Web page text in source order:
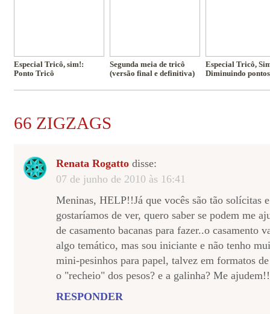
Especial Tricô, sim!:
Ponto Tricô
Segunda meia de tricô
(versão final e definitiva)
Especial Tricô,
Diminuindo pontos
66 ZIGZAGS
Renata Rogatto disse:
07 de junho de 2010 às 16:41
Meninas, HELP!!Já que vocês são tão solícitas
gostaríamos de ver, quero saber se podem me
de casamento bacanas para fazer..o casamento
algo temático, mas sou iniciante e não tenho
mini-pesinhos para papel, talvez em formatos
o "recheio" dos pesos? e a galinha? Me
RESPONDER